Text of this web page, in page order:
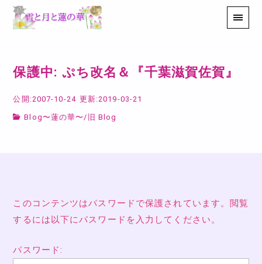
保護中: ぷち改名＆『千葉滋賀佐賀』
公開:2007-10-24 更新:2019-03-21
Blog〜蓮の華〜 / 旧 Blog
このコンテンツはパスワードで保護されています。閲覧
するには以下にパスワードを入力してください。
パスワード: